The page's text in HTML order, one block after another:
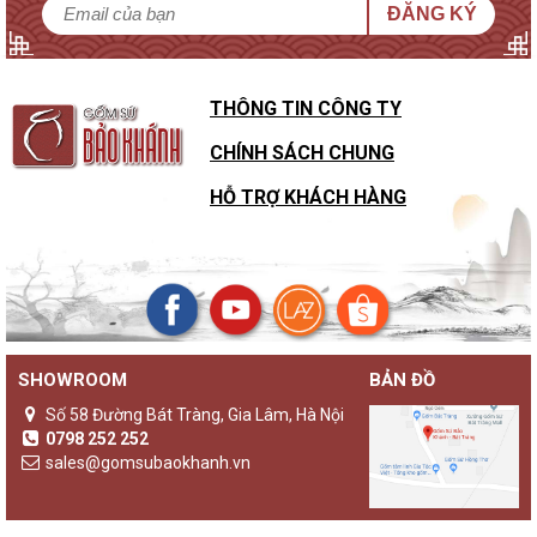
Sự khác biệt của đèn gốm Bảo Khánh với các loại đèn ngủ
khác
Không chỉ là một sản phẩm đèn ngủ thông thường,đèn gốm
Bảo Khánhluôn là những sản phẩm độc bản, lưu giữ giá trị
truyền thống và nghệ thuật được ve vuốt trên tường đường
cong nét vẽ.
ĐĂNG KÝ
THÔNG TIN CÔNG TY
CHÍNH SÁCH CHUNG
HỖ TRỢ KHÁCH HÀNG
SHOWROOM
Số 58 Đường Bát Tràng, Gia Lâm, Hà Nội
0798 252 252
sales@gomsubaokhanh.vn
BẢN ĐỒ